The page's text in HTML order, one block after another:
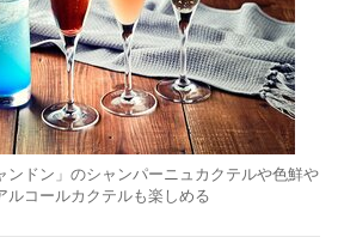
ンドン」のシャンパーニュカクテルや色鮮や
ルコールカクテルも楽しめる